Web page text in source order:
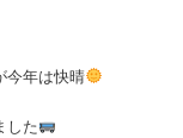
今年は快晴
した